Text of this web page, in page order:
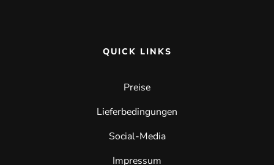
QUICK LINKS
Preise
Lieferbedingungen
Social-Media
Impressum